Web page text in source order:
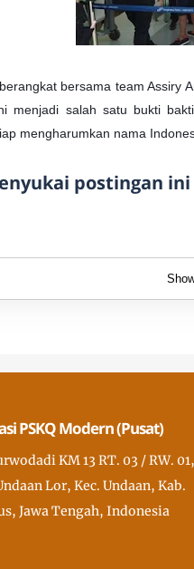
bersama team Assiry
menjadi salah satu bukti
mengharumkan nama
postingan ini
PSKQ Modern (Pusat)
KM 13 RT. 03 / RW. 01,
Lor, Kec. Undaan, Kab.
Jawa Tengah, Indonesia